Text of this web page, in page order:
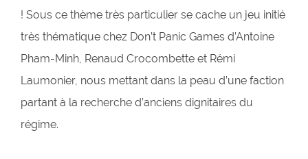
! Sous ce thème très particulier se cache un jeu initié
très thématique chez Don’t Panic Games d’Antoine
Pham-Minh, Renaud Crocombette et Rémi
Laumonier, nous mettant dans la peau d’une faction
partant à la recherche d’anciens dignitaires du
régime.